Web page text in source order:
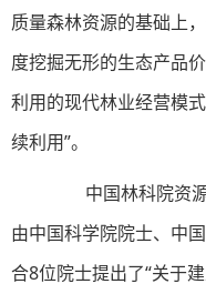
质量森林资源的基础上
度挖掘无形的生态产品
利用的现代林业经营模
续利用”。
中国林科院资源
由中国科学院院士、中
合8位院士提出了“关于